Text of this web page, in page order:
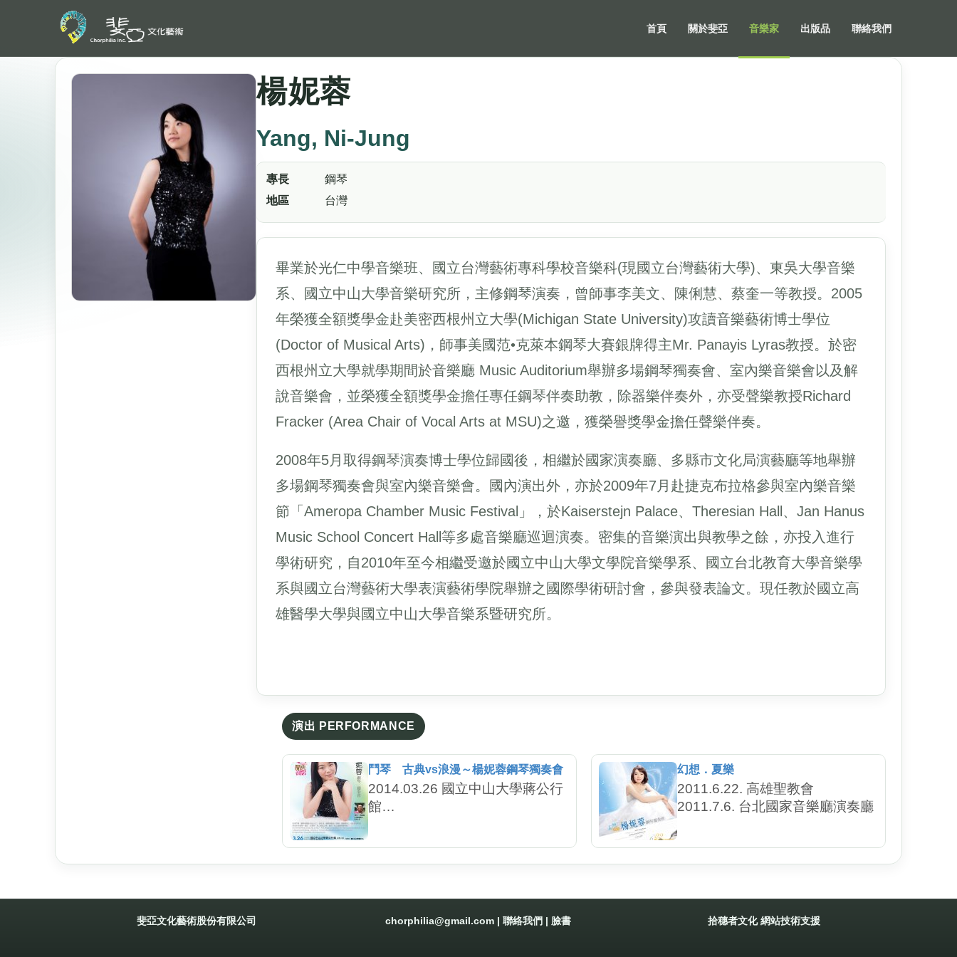
首頁 關於斐亞 音樂家 出版品 聯絡我們
楊妮蓉
Yang, Ni-Jung
專長
鋼琴
地區
台灣
畢業於光仁中學音樂班、國立台灣藝術專科學校音樂科(現國立台灣藝術大學)、東吳大學音樂
系、國立中山大學音樂研究所，主修鋼琴演奏，曾師事李美文、陳俐慧、蔡奎一等教授。2005
年榮獲全額獎學金赴美密西根州立大學(Michigan State University)攻讀音樂藝術博士學位
(Doctor of Musical Arts)，師事美國范•克萊本鋼琴大賽銀牌得主Mr. Panayis Lyras教授。於密
西根州立大學就學期間於音樂廳 Music Auditorium舉辦多場鋼琴獨奏會、室內樂音樂會以及解
說音樂會，並榮獲全額獎學金擔任專任鋼琴伴奏助教，除器樂伴奏外，亦受聲樂教授Richard
Fracker (Area Chair of Vocal Arts at MSU)之邀，獲榮譽獎學金擔任聲樂伴奏。
2008年5月取得鋼琴演奏博士學位歸國後，相繼於國家演奏廳、多縣市文化局演藝廳等地舉辦
多場鋼琴獨奏會與室內樂音樂會。國內演出外，亦於2009年7月赴捷克布拉格參與室內樂音樂
節「Ameropa Chamber Music Festival」，於Kaiserstejn Palace、Theresian Hall、Jan Hanus
Music School Concert Hall等多處音樂廳巡迴演奏。密集的音樂演出與教學之餘，亦投入進行
學術研究，自2010年至今相繼受邀於國立中山大學文學院音樂學系、國立台北教育大學音樂學
系與國立台灣藝術大學表演藝術學院舉辦之國際學術研討會，參與發表論文。現任教於國立高
雄醫學大學與國立中山大學音樂系暨研究所。
演出 PERFORMANCE
鬥琴 古典vs浪漫～楊妮蓉鋼琴獨奏會
2014.03.26 國立中山大學蔣公行
館
幻想．夏樂
2011.6.22. 高雄聖教會
2011.7.6. 台北國家音樂廳演奏廳
斐亞文化藝術股份有限公司 chorphilia@gmail.com |聯絡我們 | 臉書 拾穗者文化網站技術支援